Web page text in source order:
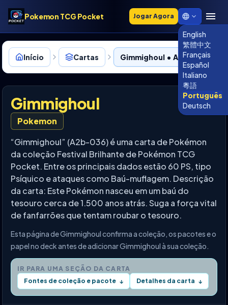
Pokemon TCG Pocket Jogar Agora
English
繁體中文
Français
Español
Italiano
粵語
Português
Deutsch
Início Cartas Gimmighoul • A2b-036
Gimmighoul
Pokemon
“Gimmighoul” (A2b-036) é uma carta de Pokémon
da coleção Festival Brilhante de Pokémon TCG
Pocket. Entre os principais dados estão 60 PS, tipo
Psíquico e ataques como Baú-muflagem. Descrição
da carta: Este Pokémon nasceu em um baú do
tesouro cerca de 1.500 anos atrás. Suga a força vital
de fanfarrões que tentam roubar o tesouro.
Esta página de Gimmighoul confirma a coleção, os pacotes e o
papel no deck antes de adicionar Gimmighoul à sua coleção.
IR PARA UMA SEÇÃO DA CARTA
Fontes de coleção e pacote ↓ Detalhes da carta ↓